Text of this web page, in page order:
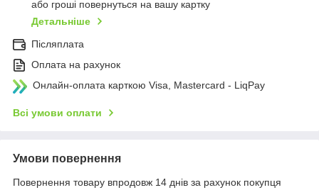
або гроші повернуться на вашу картку
Детальніше
Післяплата
Оплата на рахунок
Онлайн-оплата карткою Visa, Mastercard - LiqPay
Всі умови оплати
Умови повернення
Повернення товару впродовж 14 днів за рахунок покупця